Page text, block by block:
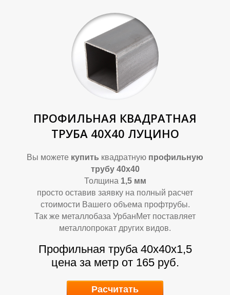
А
ПРОФИЛЬНАЯ КВАДРАТНАЯ
ТРУБА 40Х40 ЛУЦИНО
Вы можете купить квадратную профильную
трубу 40х40
Толщина 1,5 мм
просто оставив заявку на полный расчет
стоимости Вашего объема профтрубы.
Так же металлобаза УрбанМет поставляет
металлопрокат других видов.
Профильная труба 40х40х1,5
цена за метр от 165 руб.
Расчитать
А